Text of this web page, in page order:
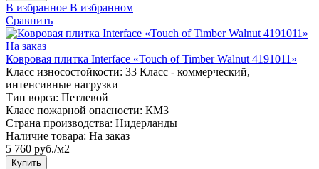
В избранное В избранном
Сравнить
На заказ
Ковровая плитка Interface «Touch of Timber Walnut 4191011»
Класс износостойкости: 33 Класс - коммерческий,
интенсивные нагрузки
Тип ворса: Петлевой
Класс пожарной опасности: КМ3
Страна производства: Нидерланды
Наличие товара: На заказ
5 760 руб./м2
Купить